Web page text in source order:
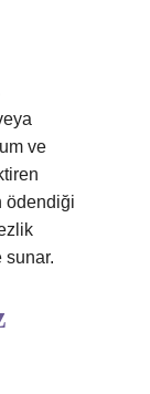
ve
ödendiği
sunar.